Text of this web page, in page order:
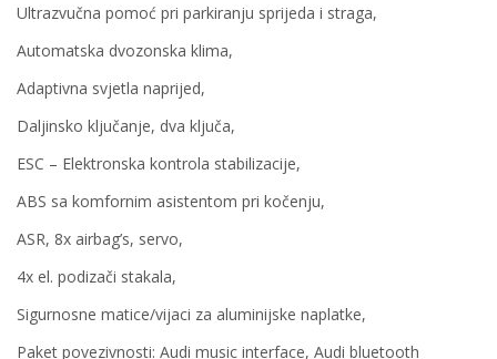
Ultrazvučna pomoć pri parkiranju sprijeda i straga,
Automatska dvozonska klima,
Adaptivna svjetla naprijed,
Daljinsko ključanje, dva ključa,
ESC – Elektronska kontrola stabilizacije,
ABS sa komfornim asistentom pri kočenju,
ASR, 8x airbag’s, servo,
4x el. podizači stakala,
Sigurnosne matice/vijaci za aluminijske naplatke,
Paket povezivnosti: Audi music interface, Audi bluetooth